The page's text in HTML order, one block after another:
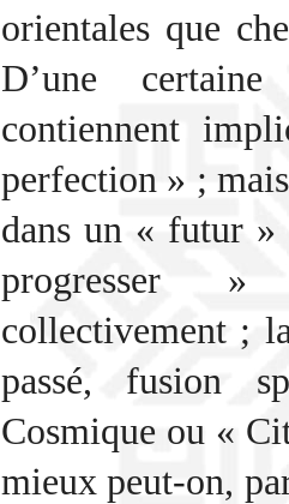
orientales que
D’une
contiennent
perfection » ;
dans un « futur
progresser »
collectivement ;
passé, fusion
Cosmique ou «
mieux peut-on,